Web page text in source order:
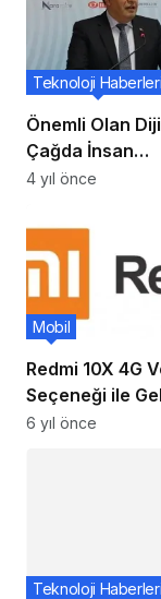
Önemli Olan
Çağda İnsan
Kalabilmek
Teknoloji Haberleri
4 yıl önce
Redmi 10X 4G
Seçeneği ile
Mobil
6 yıl önce
Teknoloji Haberleri